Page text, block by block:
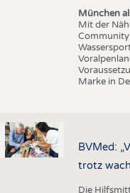
München
Mit der
Community
Marke in
BVMed:
trotz
Die